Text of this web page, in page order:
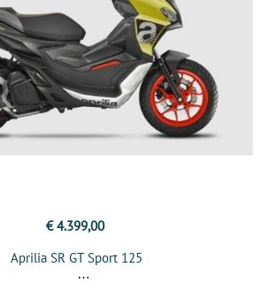
€ 4.399,00
Aprilia SR GT Sport 125